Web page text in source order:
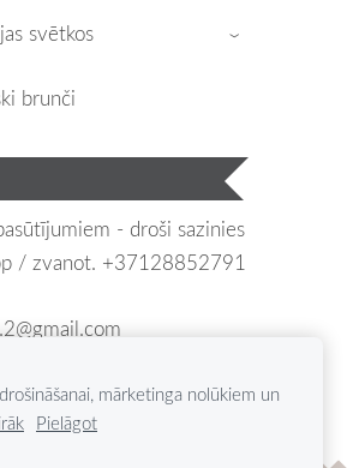
svētkos ›
brunči
- droši sazinies
/ zvanot. +37128852791
of Linen)mārketinga nolūkiem un
Pielāgot